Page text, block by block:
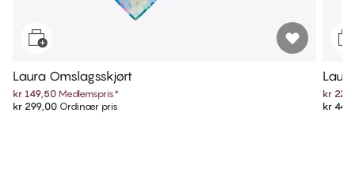
Laura Omslagsskjørt
kr 149,50 Medlemspris*
kr 299,00 Ordinær pris
kr
kr